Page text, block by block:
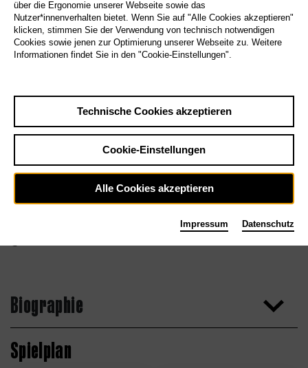
Biographie
Spielplan
über die Ergonomie unserer Webseite sowie das
Nutzer*innenverhalten bietet. Wenn Sie auf "Alle Cookies akzeptieren"
klicken, stimmen Sie der Verwendung von technisch notwendigen
Cookies sowie jenen zur Optimierung unserer Webseite zu. Weitere
Informationen findet Sie in den "Cookie-Einstellungen".
Technische Cookies akzeptieren
Cookie-Einstellungen
Alle Cookies akzeptieren
Impressum Datenschutz